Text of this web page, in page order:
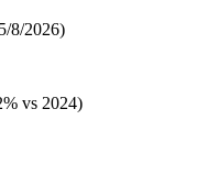
8/2026)
vs 2024)